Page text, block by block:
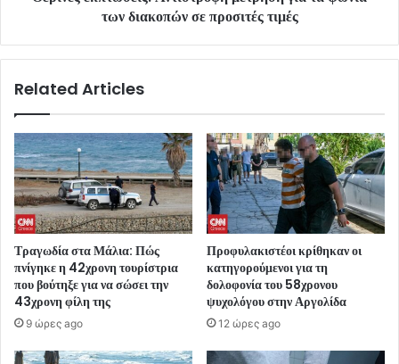
των διακοπών σε προσιτές τιμές
Related Articles
Τραγωδία στα Μάλια: Πώς
πνίγηκε η 42χρονη τουρίστρια
που βούτηξε για να σώσει την
43χρονη φίλη της
9 ώρες ago
Προφυλακιστέοι κρίθηκαν οι
κατηγορούμενοι για τη
δολοφονία του 58χρονου
ψυχολόγου στην Αργολίδα
12 ώρες ago